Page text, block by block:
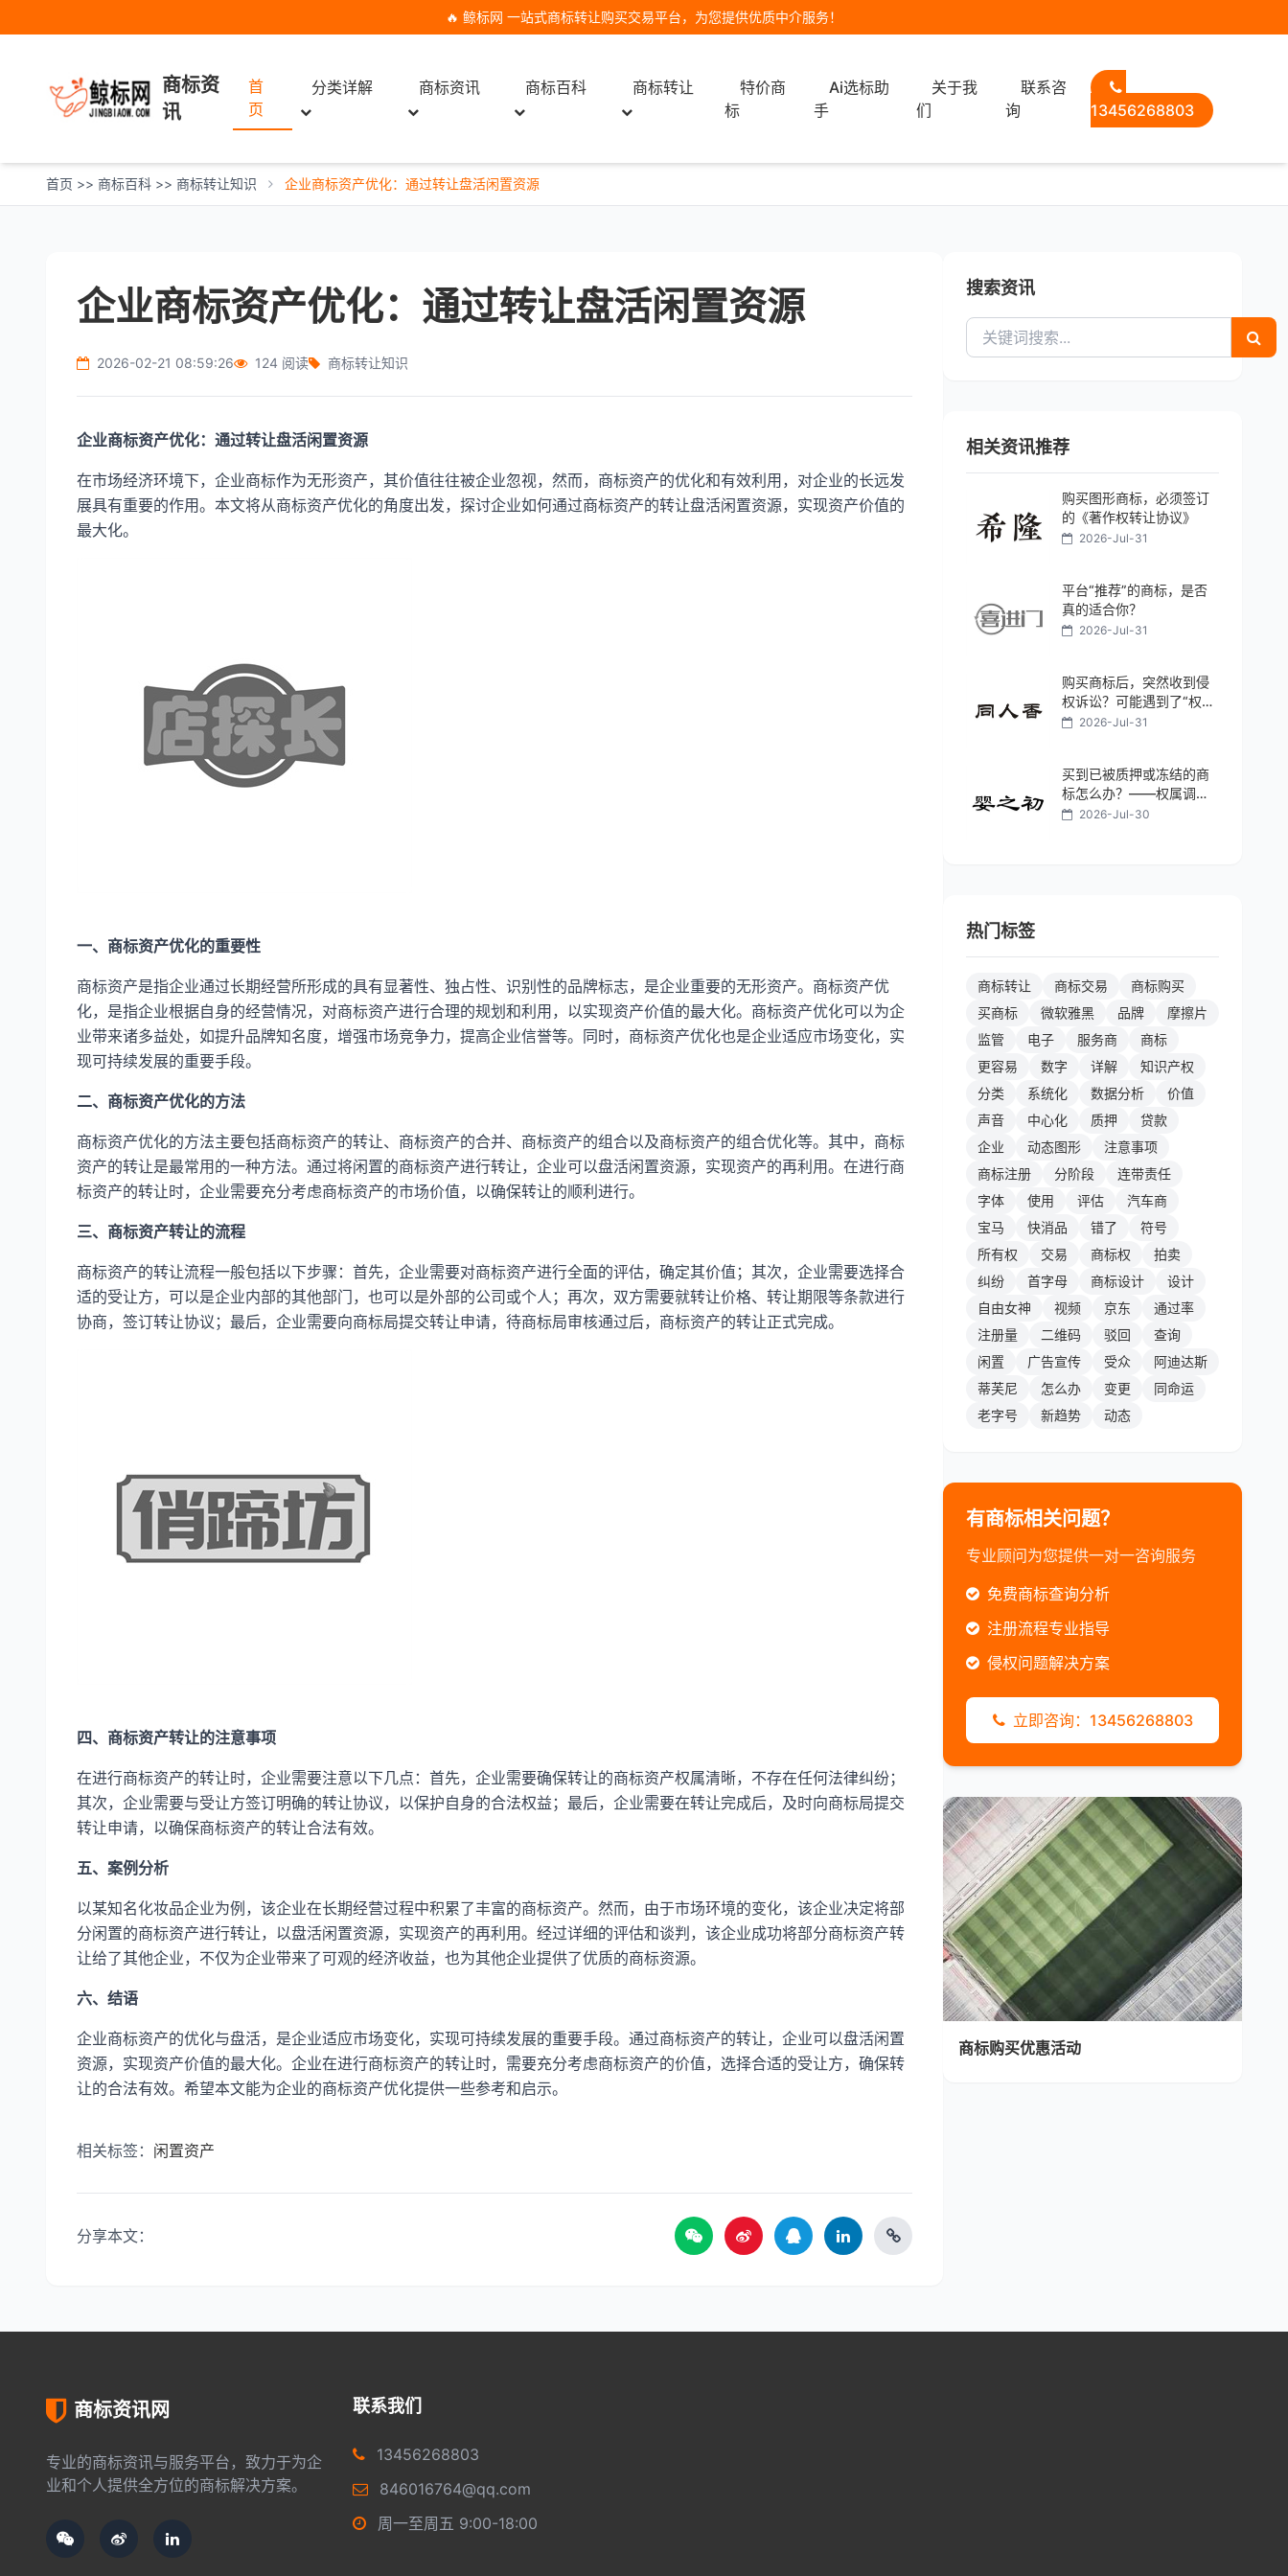
🔥 鲸标网 一站式商标转让购买交易平台，为您提供优质中介服务！
商标资
讯
首
页
分类详解 商标资讯 商标百科 商标转让
特价商
标
Ai选标助
手
关于我
们
联系咨
询
13456268803
首页 >> 商标百科 >> 商标转让知识 企业商标资产优化：通过转让盘活闲置资源
企业商标资产优化：通过转让盘活闲置资源
2026-02-21 08:59:26 124 阅读 商标转让知识
企业商标资产优化：通过转让盘活闲置资源
在市场经济环境下，企业商标作为无形资产，其价值往往被企业忽视，然而，商标资产的优化和有效利用，对企业的长远发
展具有重要的作用。本文将从商标资产优化的角度出发，探讨企业如何通过商标资产的转让盘活闲置资源，实现资产价值的
最大化。
一、商标资产优化的重要性
商标资产是指企业通过长期经营所形成的具有显著性、独占性、识别性的品牌标志，是企业重要的无形资产。商标资产优
化，是指企业根据自身的经营情况，对商标资产进行合理的规划和利用，以实现资产价值的最大化。商标资产优化可以为企
业带来诸多益处，如提升品牌知名度，增强市场竞争力，提高企业信誉等。同时，商标资产优化也是企业适应市场变化，实
现可持续发展的重要手段。
二、商标资产优化的方法
商标资产优化的方法主要包括商标资产的转让、商标资产的合并、商标资产的组合以及商标资产的组合优化等。其中，商标
资产的转让是最常用的一种方法。通过将闲置的商标资产进行转让，企业可以盘活闲置资源，实现资产的再利用。在进行商
标资产的转让时，企业需要充分考虑商标资产的市场价值，以确保转让的顺利进行。
三、商标资产转让的流程
商标资产的转让流程一般包括以下步骤：首先，企业需要对商标资产进行全面的评估，确定其价值；其次，企业需要选择合
适的受让方，可以是企业内部的其他部门，也可以是外部的公司或个人；再次，双方需要就转让价格、转让期限等条款进行
协商，签订转让协议；最后，企业需要向商标局提交转让申请，待商标局审核通过后，商标资产的转让正式完成。
四、商标资产转让的注意事项
在进行商标资产的转让时，企业需要注意以下几点：首先，企业需要确保转让的商标资产权属清晰，不存在任何法律纠纷；
其次，企业需要与受让方签订明确的转让协议，以保护自身的合法权益；最后，企业需要在转让完成后，及时向商标局提交
转让申请，以确保商标资产的转让合法有效。
五、案例分析
以某知名化妆品企业为例，该企业在长期经营过程中积累了丰富的商标资产。然而，由于市场环境的变化，该企业决定将部
分闲置的商标资产进行转让，以盘活闲置资源，实现资产的再利用。经过详细的评估和谈判，该企业成功将部分商标资产转
让给了其他企业，不仅为企业带来了可观的经济收益，也为其他企业提供了优质的商标资源。
六、结语
企业商标资产的优化与盘活，是企业适应市场变化，实现可持续发展的重要手段。通过商标资产的转让，企业可以盘活闲置
资源，实现资产价值的最大化。企业在进行商标资产的转让时，需要充分考虑商标资产的价值，选择合适的受让方，确保转
让的合法有效。希望本文能为企业的商标资产优化提供一些参考和启示。
相关标签： 闲置资产
分享本文：
搜索资讯
相关资讯推荐
购买图形商标，必须签订
的《著作权转让协议》
2026-Jul-31
平台“推荐”的商标，是否
真的适合你？
2026-Jul-31
购买商标后，突然收到侵
权诉讼？可能遇到了“权利
瑕疵”2026-Jul-31
买到已被质押或冻结的商
标怎么办？——权属调查
是核心2026-Jul-30
热门标签
商标转让 商标交易
商标购买
买商标
微软雅黑 品牌
摩擦片
监管
电子 服务商
商标
更容易
数字 详解
知识产权
分类
系统化 数据分析
价值
声音
中心化 质押
贷款
企业
动态图形
注意事项
商标注册
分阶段
连带责任
字体
使用 评估
汽车商
宝马
快消品 错了
符号
所有权
交易 商标权
拍卖
纠纷
首字母 商标设计
设计
自由女神
视频 京东
通过率
注册量
二维码 驳回
查询
闲置
广告宣传 受众
阿迪达斯
蒂芙尼
怎么办 变更
同命运
老字号
新趋势 动态
有商标相关问题？
专业顾问为您提供一对一咨询服务
免费商标查询分析
注册流程专业指导
侵权问题解决方案
立即咨询：13456268803
商标购买优惠活动
商标资讯网
专业的商标资讯与服务平台，致力于为企
业和个人提供全方位的商标解决方案。
联系我们
13456268803
846016764@qq.com
周一至周五 9:00-18:00